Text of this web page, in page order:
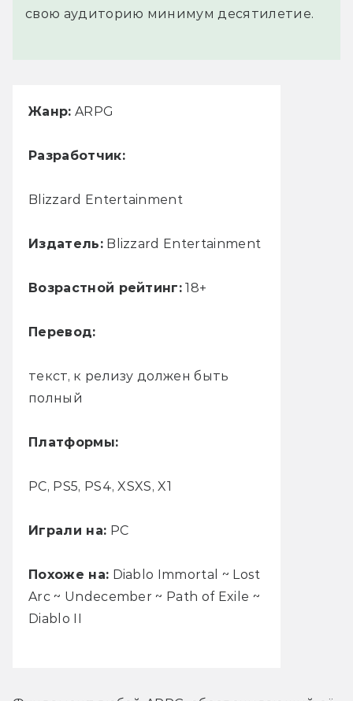
свою аудиторию минимум десятилетие.
Жанр: ARPG
Разработчик:
Blizzard Entertainment
Издатель:Blizzard Entertainment
Возрастной рейтинг: 18+
Перевод:
текст, к релизу должен быть
полный
Платформы:
РС, PS5, PS4, XSXS, X1
Играли на: PC
Похоже на: Diablo Immortal ~ Lost
Arc ~ Undecember ~ Path of Exile ~
Diablo II